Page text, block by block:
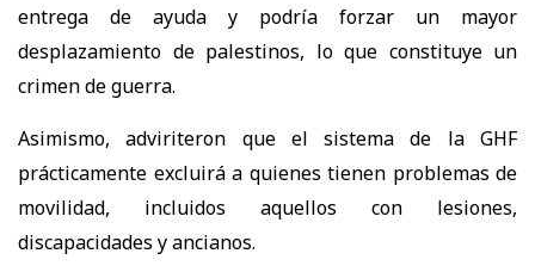
entrega de ayuda y podría forzar un mayor
desplazamiento de palestinos, lo que constituye un
crimen de guerra.
Asimismo, adviriteron que el sistema de la GHF
prácticamente excluirá a quienes tienen problemas de
movilidad, incluidos aquellos con lesiones,
discapacidades y ancianos.